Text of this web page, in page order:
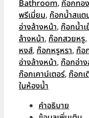
Bathroom, ก๊อกทอ
พรีเมี่ยม, ก๊อกน้ำสแต
อ่างล้างหน้า, ก๊อกน้ำ
ล้างหน้า, ก๊อกสวยหรู,
หงส์, ก๊อกหรูหรา, ก๊อ
อ่างล้างหน้า, ก๊อกอ่า
ก๊อกเคาน์เตอร์, ก๊อกเ
ในห้องน้ำ
คำอธิบาย